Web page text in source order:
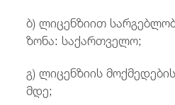
ბ) ლიცენზიით
ზონა: საქართველო;
გ) ლიცენზიის
მდე;